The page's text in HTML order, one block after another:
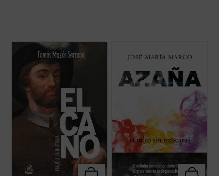
En esta nueva edición ampliada de
viaje a la historia, el lector encontrará
mucha más información y documentación
sobre Elcano y los suyos, a través de
crónicas, relaciones y otros legajos
María Marco, autor hace ya treinta años de
una de las más importantes biografías de
Manuel Azaña, ha compuesto este nuevo
ensayo histórico-político sobre el escritor y
político de Alcalá de Henares ... (ver ficha)